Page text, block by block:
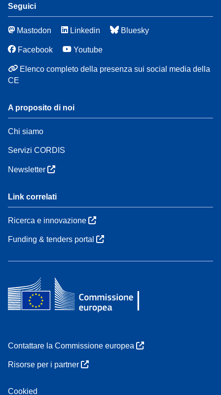
Seguici
Mastodon Linkedin Bluesky
Facebook Youtube
Elenco completo della presenza sui social media della
CE
A proposito di noi
Chi siamo
Servizi CORDIS
Newsletter
Link correlati
Ricerca e innovazione
Funding & tenders portal
Contattare la Commissione europea
Risorse per i partner
Cookied